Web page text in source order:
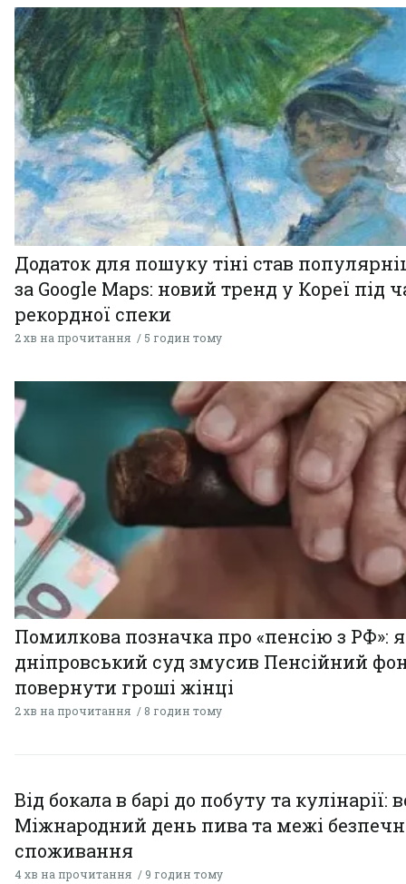
Додаток для пошуку тіні став
за Google Maps: новий тренд у Кореї під
рекордної спеки
2 хв на прочитання 5 годин тому
Помилкова позначка про «пенсію з РФ»:
дніпровський суд змусив Пенсійний
повернути гроші жінці
2 хв на прочитання 8 годин тому
Від бокала в барі до побуту та кулінарії:
Міжнародний день пива та межі
споживання
4 хв на прочитання 9 годин тому